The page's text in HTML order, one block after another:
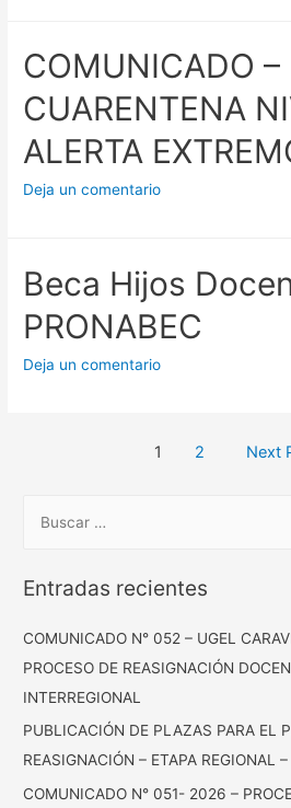
COMUNICADO –
CUARENTENA
ALERTA
Deja un comentario
Beca Hijos
PRONABEC
Deja un comentario
1 2 Next
c
Entradas recientes
COMUNICADO N° 052 – UGEL
PROCESO DE REASIGNACIÓN
INTERREGIONAL
PUBLICACIÓN DE PLAZAS PARA EL
REASIGNACIÓN – ETAPA REGIONAL
COMUNICADO N° 051- 2026 –